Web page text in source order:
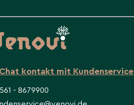
Chat kontakt mit Kundenservice
- 8679900